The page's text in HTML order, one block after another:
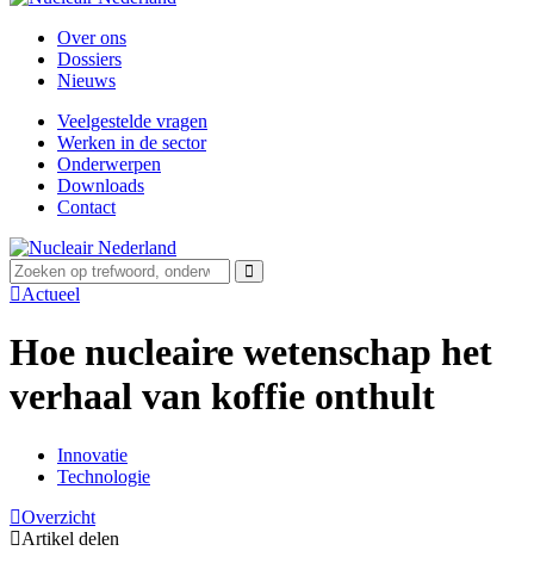
Over ons
Dossiers
Nieuws
Veelgestelde vragen
Werken in de sector
Onderwerpen
Downloads
Contact
Actueel
Hoe nucleaire wetenschap het
verhaal van koffie onthult
Innovatie
Technologie
Overzicht
Artikel delen